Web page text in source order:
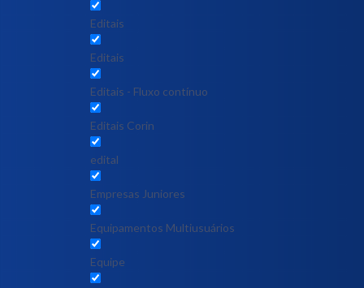
Editais
Editais
Editais - Fluxo contínuo
Editais Corin
edital
Empresas Juniores
Equipamentos Multiusuários
Equipe